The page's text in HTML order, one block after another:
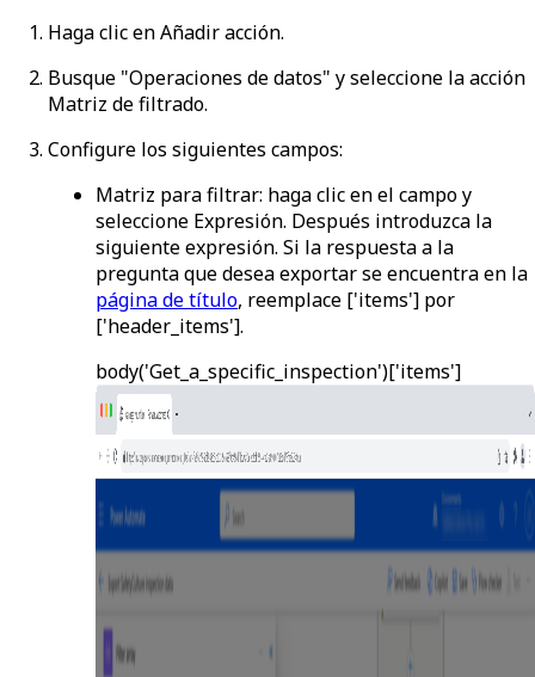
Haga clic enAñadir acción.
Busque "Operaciones de datos" y seleccione la acción
Matriz de filtrado.
Configure los siguientes campos:
Matriz para filtrar: haga clic en el campo y
seleccione Expresión. Después introduzca la
siguiente expresión. Si la respuesta a la
pregunta que desea exportar se encuentra en la
página de título, reemplace ['items'] por
['header_items'].
body('Get_a_specific_inspection')['items']